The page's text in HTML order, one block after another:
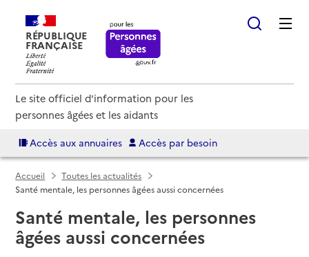
RÉPUBLIQUE
FRANÇAISE
Le site officiel d'information pour les
personnes âgées et les aidants
Accès aux annuaires Accès par besoin
Accueil
Toutes les actualités
Santé mentale, les personnes âgées aussi concernées
Santé mentale, les personnes
âgées aussi concernées